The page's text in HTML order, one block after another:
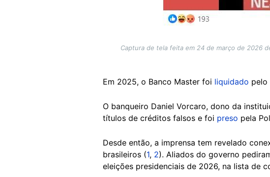
Captura de tela feita em 24 de março de 2026
Em 2025, o Banco Master foi liquidado pelo
O banqueiro Daniel Vorcaro, dono da
títulos de créditos falsos e foi preso pela
Desde então, a imprensa tem revelado
brasileiros (1, 2). Aliados do governo
eleições presidenciais de 2026, na lista de